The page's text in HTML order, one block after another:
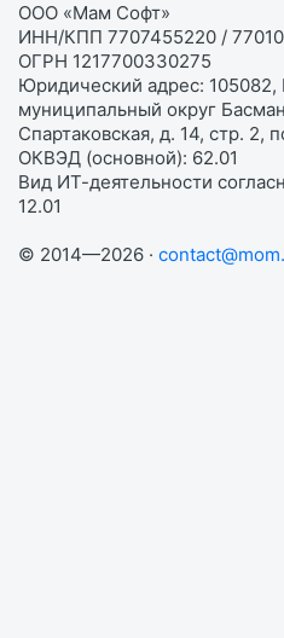
ООО «Мам Софт»
ИНН/КПП 7707455220 /
ОГРН 1217700330275
Юридический адрес: 105082,
муниципальный округ
Спартаковская, д. 14, стр. 2,
ОКВЭД (основной): 62.01
Вид ИТ-деятельности
12.01
© 2014—2026 ·